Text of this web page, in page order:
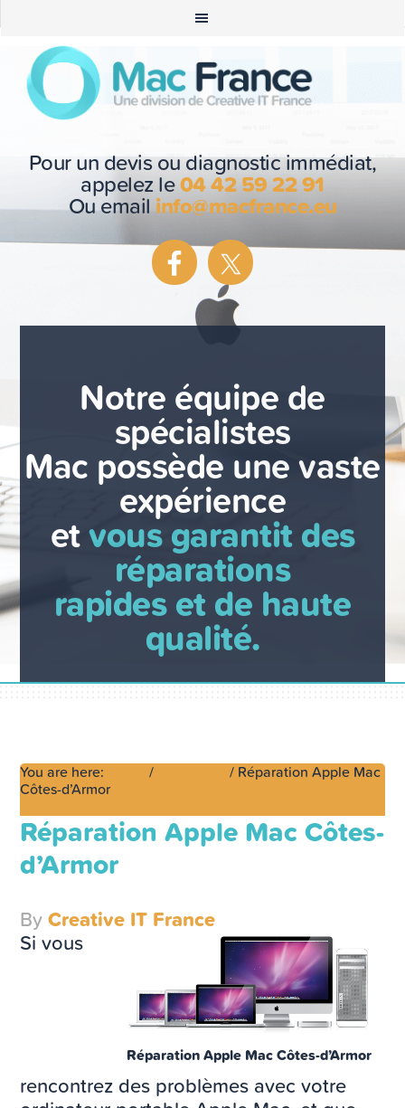
Pour un devis ou diagnostic immédiat,
appelez le04 42 59 22 91
Ou emailinfo@macfrance.eu
Notre équipe de
spécialistes
Mac possède une vaste
expérience
etvous garantit des
réparations
rapides et de haute
qualité.
You are here: / / Réparation Apple Mac
Côtes-d’Armor
Réparation Apple Mac Côtes-
d’Armor
ByCreative IT France
Réparation Apple Mac Côtes-d’Armor
Si vous
rencontrez des problèmes avec votre